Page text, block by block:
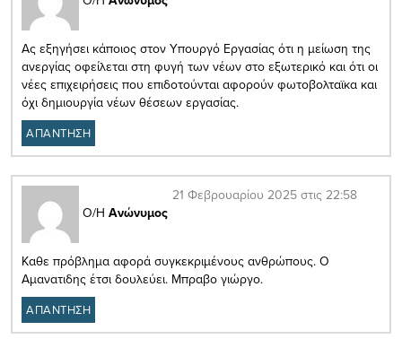
Ας εξηγήσει κάποιος στον Υπουργό Εργασίας ότι η μείωση της
ανεργίας οφείλεται στη φυγή των νέων στο εξωτερικό και ότι οι
νέες επιχειρήσεις που επιδοτούνται αφορούν φωτοβολταϊκα και
όχι δημιουργία νέων θέσεων εργασίας.
ΑΠΑΝΤΗΣΗ
Ο/Η Ανώνυμος
21 Φεβρουαρίου 2025 στις 22:58
Καθε πρόβλημα αφορά συγκεκριμένους ανθρώπους. Ο
Αμανατιδης έτσι δουλεύει. Μπραβο γιώργο.
ΑΠΑΝΤΗΣΗ